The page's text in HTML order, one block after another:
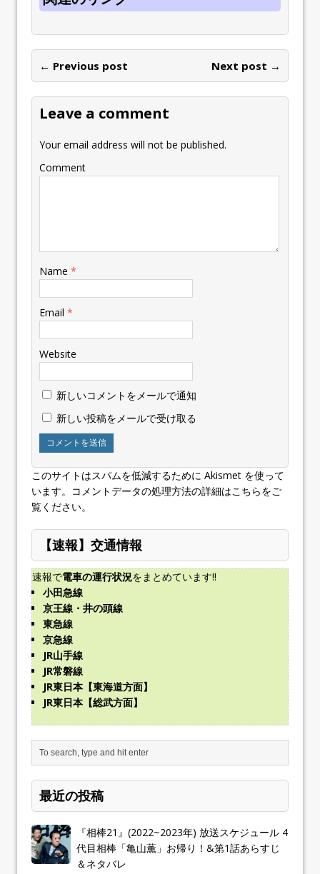
← Previous post Next post →
Leave a comment
Your email address will not be published.
Comment
Name *
Email *
Website
新しいコメントをメールで通知
新しい投稿をメールで受け取る
このサイトはスパムを低減するために Akismet を使って
います。 コメントデータの処理方法の詳細はこちらをご
覧ください。
【速報】交通情報
速報で電車の運行状況をまとめています!!
小田急線
京王線・井の頭線
東急線
京急線
JR山手線
JR常磐線
JR東日本【東海道方面】
JR東日本【総武方面】
最近の投稿
『相棒21』(2022~2023年) 放送スケジュール 4
代目相棒「亀山薫」お帰り！&第1話あらすじ
＆ネタバレ